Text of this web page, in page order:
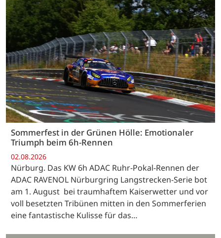
Sommerfest in der Grünen Hölle: Emotionaler
Triumph beim 6h-Rennen
02.08.2026
Nürburg. Das KW 6h ADAC Ruhr-Pokal-Rennen der
ADAC RAVENOL Nürburgring Langstrecken-Serie bot
am 1. August bei traumhaftem Kaiserwetter und vor
voll besetzten Tribünen mitten in den Sommerferien
eine fantastische Kulisse für das…